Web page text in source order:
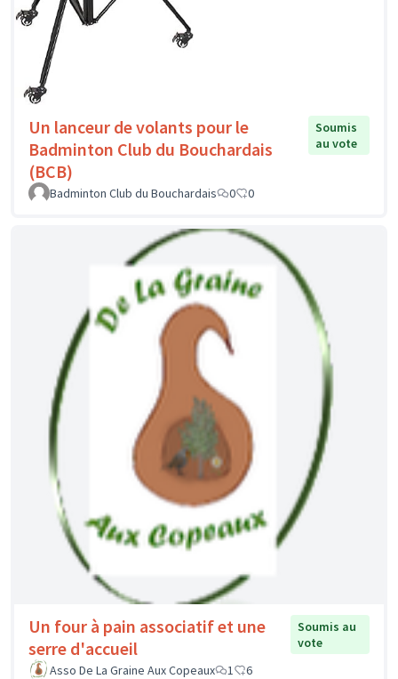
Un lanceur de volants pour le
Badminton Club du Bouchardais
(BCB)
Soumis
au vote
Badminton Club du Bouchardais 0 0
Un four à pain associatif et une
serre d'accueil
Soumis au
vote
Asso De La Graine Aux Copeaux
1 6